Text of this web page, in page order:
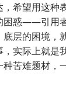
希望用这种
困惑——引用
层的困境，
实际上就是
苦难题材，